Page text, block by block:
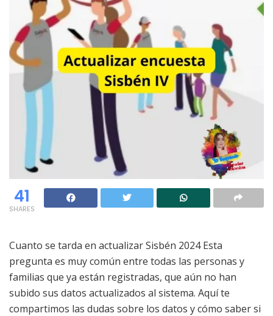
41
SHARES
Cuanto se tarda en actualizar Sisbén 2024 Esta
pregunta es muy común entre todas las personas y
familias que ya están registradas, que aún no han
subido sus datos actualizados al sistema. Aquí te
compartimos las dudas sobre los datos y cómo saber si